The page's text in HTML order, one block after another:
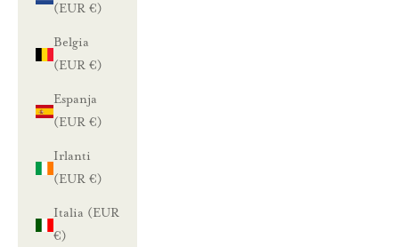
(EUR €)
Belgia
(EUR €)
Espanja
(EUR €)
Irlanti
(EUR €)
Italia (EUR
€)